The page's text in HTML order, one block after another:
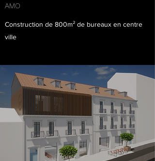
AMO
Construction de 800m² de bureaux en centre
ville